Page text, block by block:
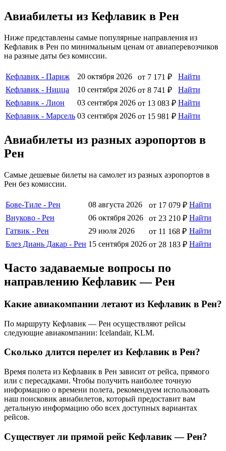
Авиабилеты из Кефлавик в Рен
Ниже представлены самые популярные направления из
Кефлавик в Рен по минимальным ценам от авиаперевозчиков
на разные даты без комиссии.
Кефлавик - Париж 20 октября 2026 от 7 171 ₽
Найти
Кефлавик - Ницца
10 сентября 2026 от 8 741 ₽
Найти
Кефлавик - Лион
03 сентября 2026 от 13 083 ₽ Найти
Кефлавик - Марсель 03 сентября 2026 от 15 981 ₽ Найти
Авиабилеты из разных аэропортов в
Рен
Самые дешевые билеты на самолет из разных аэропортов в
Рен без комиссии.
Бове-Тиле - Рен 08 августа 2026 от 17 079 ₽ Найти
Внуково - Рен
06 октября 2026 от 23 210 ₽ Найти
Гатвик - Рен
29 июля 2026 от 11 168 ₽ Найти
Блез Диань Дакар - Рен 15 сентября 2026 от 28 183 ₽ Найти
Часто задаваемые вопросы по
направлению Кефлавик — Рен
Какие авиакомпании летают из Кефлавик в Рен?
По маршруту Кефлавик — Рен осуществляют рейсы
следующие авиакомпании: Icelandair, KLM.
Сколько длится перелет из Кефлавик в Рен?
Время полета из Кефлавик в Рен зависит от рейса, прямого
или с пересадками. Чтобы получить наиболее точную
информацию о времени полета, рекомендуем использовать
наш поисковик авиабилетов, который предоставит вам
детальную информацию обо всех доступных вариантах
рейсов.
Существует ли прямой рейс Кефлавик — Рен?